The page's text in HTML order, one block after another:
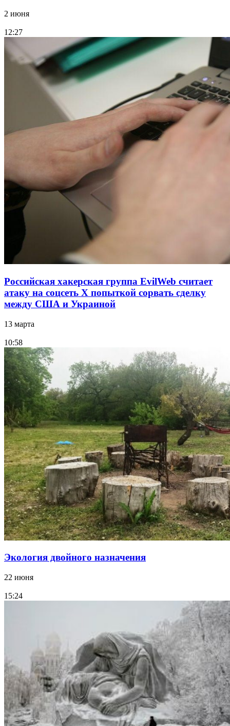
2 июня
12:27
Российская хакерская группа EvilWeb считает
атаку на соцсеть Х попыткой сорвать сделку
между США и Украиной
13 марта
10:58
Экология двойного назначения
22 июня
15:24